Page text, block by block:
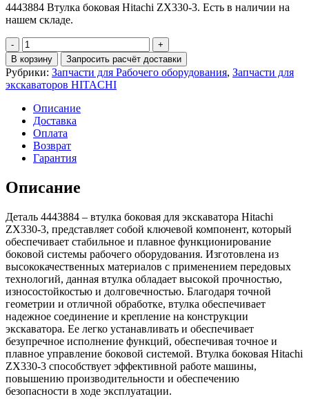
4443884 Втулка боковая Hitachi ZX330-3. Есть в наличии на
нашем складе.
Количество
4443884
Втулка
боковая
Hitachi
ZX330-
В корзину Запросить расчёт доставки
Рубрики: Запчасти для Рабочего оборудования, Запчасти для
экскаваторов HITACHI
Описание
Доставка
Оплата
Возврат
Гарантия
Описание
Деталь 4443884 – втулка боковая для экскаватора Hitachi
ZX330-3, представляет собой ключевой компонент, который
обеспечивает стабильное и плавное функционирование
боковой системы рабочего оборудования. Изготовлена из
высококачественных материалов с применением передовых
технологий, данная втулка обладает высокой прочностью,
износостойкостью и долговечностью. Благодаря точной
геометрии и отличной обработке, втулка обеспечивает
надежное соединение и крепление на конструкции
экскаватора. Ее легко устанавливать и обеспечивает
безупречное исполнение функций, обеспечивая точное и
плавное управление боковой системой. Втулка боковая Hitachi
ZX330-3 способствует эффективной работе машины,
повышению производительности и обеспечению
безопасности в ходе эксплуатации.